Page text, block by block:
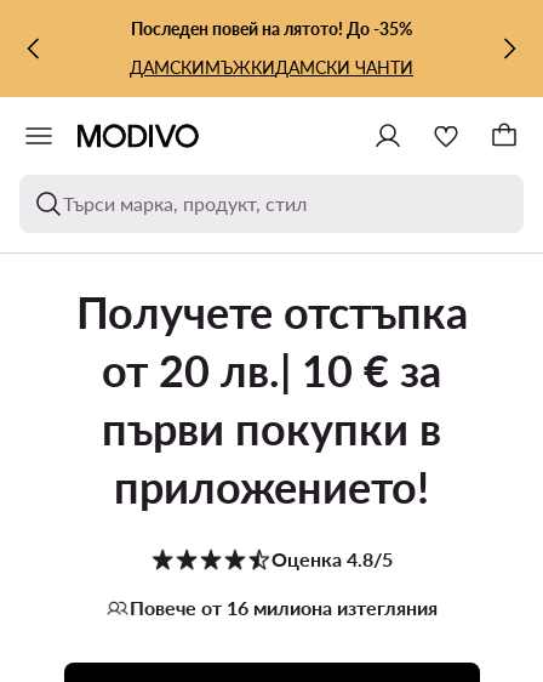
КЪМ ОСНОВНОТО СЪДЪРЖАНИЕ
КЪМ ТЪРСЕНЕПоследен повей на лятото! До -35%
ДАМСКИМЪЖКИДАМСКИ ЧАНТИ
Търси марка, продукт, стил
Получете отстъпка
от 20 лв.| 10 € за
първи покупки в
приложението!
Оценка 4.8/5
Повече от 16 милиона изтегляния